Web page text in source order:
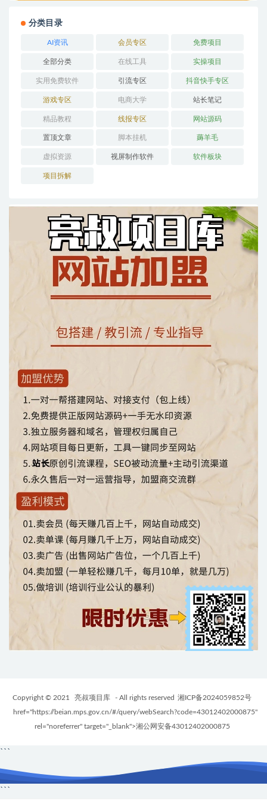
分类目录
AI资讯 会员专区 免费项目
全部分类 在线工具 实操项目
实用免费软件 引流专区 抖音快手专区
游戏专区 电商大学 站长笔记
精品教程 线报专区 网站源码
置顶文章 脚本挂机 薅羊毛
虚拟资源 视屏制作软件 软件板块
项目拆解
Copyright © 2021 亮叔项目库 - All rights reserved 湘ICP备2024059852号
href="https://beian.mps.gov.cn/#/query/webSearch?code=43012402000875"
rel="noreferrer" target="_blank">湘公网安备43012402000875
```
```